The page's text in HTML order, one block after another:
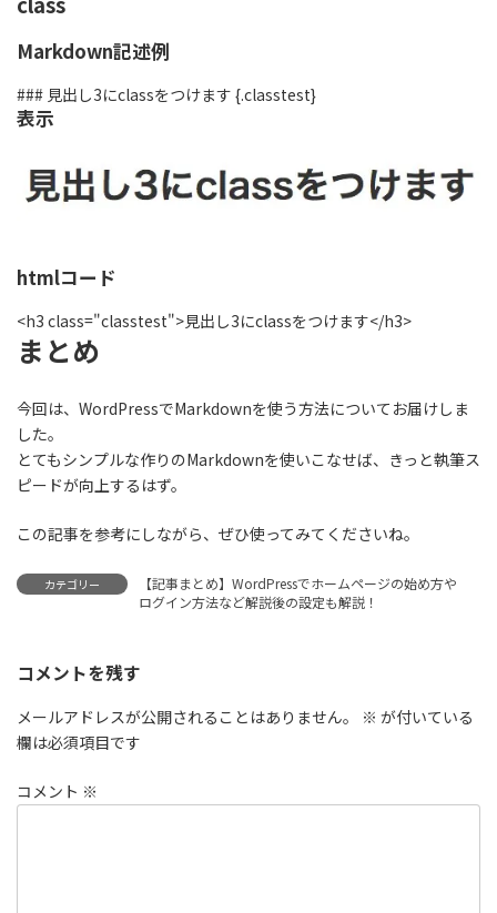
Markdown記述例
### 見出し3にclassをつけます {.classtest}
表示
htmlコード
<h3 class="classtest">見出し3にclassをつけます</h3>
まとめ
今回は、WordPressでMarkdownを使う方法についてお届けしま
した。
とてもシンプルな作りのMarkdownを使いこなせば、 きっと執筆ス
ピードが向上するはず。
この記事を参考にしながら、ぜひ使ってみてくださいね。
カテゴリー
【記事まとめ】WordPressでホームページの始め方や
ログイン方法など解説後の設定も解説！
コメントを残す
メールアドレスが公開されることはありません。 ※ が付いている
欄は必須項目です
コメント ※